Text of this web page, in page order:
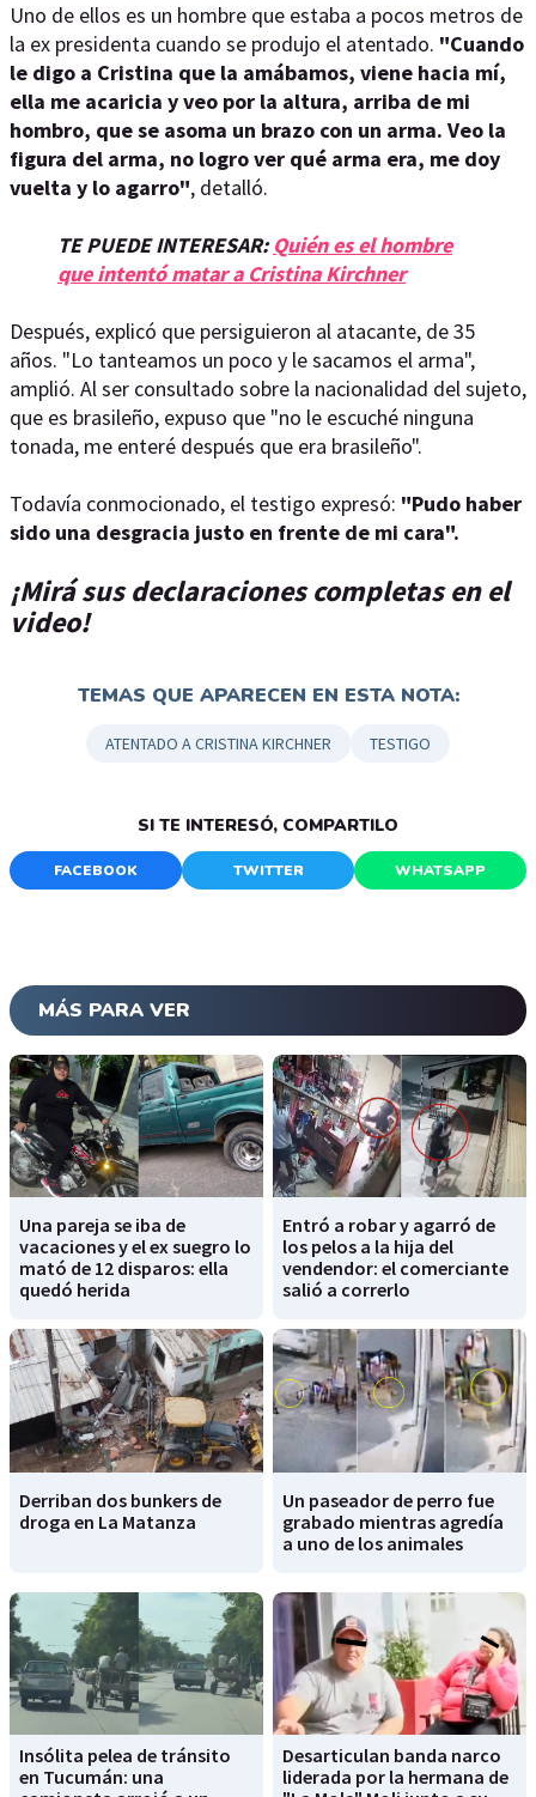
Uno de ellos es un hombre que estaba a pocos metros de
la ex presidenta cuando se produjo el atentado. "Cuando
le digo a Cristina que la amábamos, viene hacia mí,
ella me acaricia y veo por la altura, arriba de mi
hombro, que se asoma un brazo con un arma. Veo la
figura del arma, no logro ver qué arma era, me doy
vuelta y lo agarro", detalló.
TE PUEDE INTERESAR:Quién es el hombre
que intentó matar a Cristina Kirchner
Después, explicó que persiguieron al atacante, de 35
años. "Lo tanteamos un poco y le sacamos el arma",
amplió. Al ser consultado sobre la nacionalidad del sujeto,
que es brasileño, expuso que "no le escuché ninguna
tonada, me enteré después que era brasileño".
Todavía conmocionado, el testigo expresó: "Pudo haber
sido una desgracia justo en frente de mi cara".
¡Mirá sus declaraciones completas en el
video!
TEMAS QUE APARECEN EN ESTA NOTA:
ATENTADO A CRISTINA KIRCHNER TESTIGO
SI TE INTERESÓ, COMPARTILO
FACEBOOK TWITTER WHATSAPP
MÁS PARA VER
Una pareja se iba de
vacaciones y el ex suegro lo
mató de 12 disparos: ella
quedó herida
Entró a robar y agarró de
los pelos a la hija del
vendendor: el comerciante
salió a correrlo
Derriban dos bunkers de
droga en La Matanza
Un paseador de perro fue
grabado mientras agredía
a uno de los animales
Insólita pelea de tránsito
en Tucumán: una
Desarticulan banda narco
liderada por la hermana de